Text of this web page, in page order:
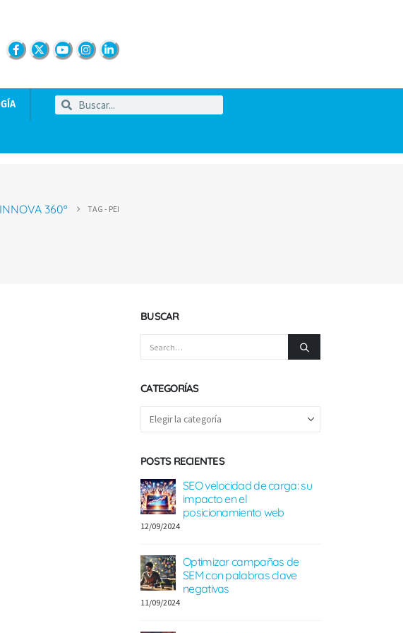
360º TAG - PEI
BUSCAR
CATEGORÍAS
POSTS RECIENTES
SEO velocidad de carga: su
impacto en el
posicionamiento web
12/09/2024
Optimizar campañas de
SEM con palabras clave
negativas
11/09/2024